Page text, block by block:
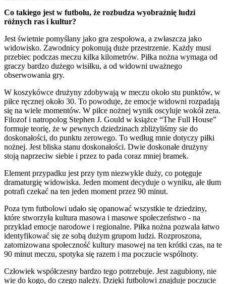
Co takiego jest w futbolu, że rozbudza wyobraźnię ludzi
różnych ras i kultur?
Jest świetnie pomyślany jako gra zespołowa, a zwłaszcza jako
widowisko. Zawodnicy pokonują duże przestrzenie. Każdy musi
przebiec podczas meczu kilka kilometrów. Piłka nożna wymaga od
graczy bardzo dużego wisiłku, a od widowni uważnego
obserwowania gry.
W koszykówce drużyny zdobywają w meczu około stu punktów, w
piłce ręcznej około 30. To powoduje, że emocje widowni rozpadają
się na wiele momentów. W piłce nożnej wynik oscyluje wokół zera.
Filozof i natropolog Stephen J. Gould w książce “The Full House”
formuje teorię, że w pewnych dziedzinach zbliżyliśmy sie do
doskonałości, do punktu zerowego. To według mnie dotyczy piłki
nożnej. Jest bliska stanu doskonałości. Dwie doskonałe drużyny
stoją naprzeciw siebie i przez to pada coraz mniej bramek.
Element przypadku jest przy tym niezwykle duży, co potęguje
dramaturgię widowiska. Jeden moment decyduje o wyniku, ale tłum
potrafi czekać na ten jeden moment przez 90 minut.
Poza tym futbolowi udało się opanować wszystkie te dziedziny,
które stworzyła kultura masowa i masowe społeczeństwo - na
przyklad emocje narodowe i regionalne. Piłka nożna pozwala łatwo
identyfikować się ze sobą dużym grupom ludzi. Rozproszona,
zatomizowana społeczność kultury masowej na ten krótki czas, na te
90 minut meczu, spotyka się razem i ma poczucie wspólnoty.
Człowiek współczesny bardzo tego potrzebuje. Jest zagubiony, nie
wie do kogo, do czego należy. Dzięki futbolowi znajduje poczucie